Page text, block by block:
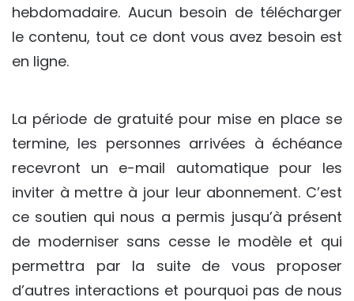
hebdomadaire. Aucun besoin de télécharger
le contenu, tout ce dont vous avez besoin est
en ligne.
La période de gratuité pour mise en place se
termine, les personnes arrivées à échéance
recevront un e-mail automatique pour les
inviter à mettre à jour leur abonnement. C’est
ce soutien qui nous a permis jusqu’à présent
de moderniser sans cesse le modèle et qui
permettra par la suite de vous proposer
d’autres interactions et pourquoi pas de nous